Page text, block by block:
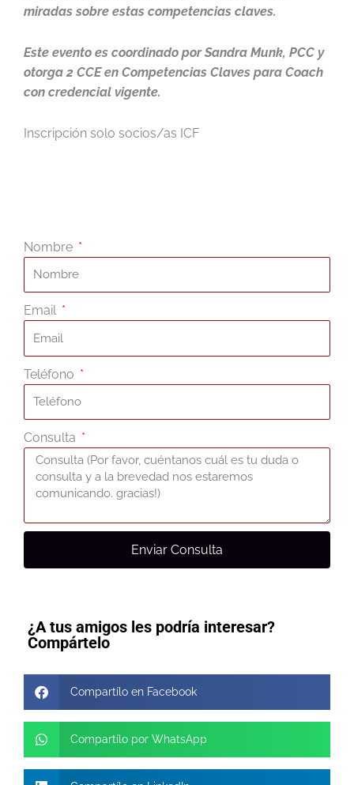
miradas sobre estas competencias claves.
Este evento es coordinado por Sandra Munk, PCC y
otorga 2 CCE en Competencias Claves para Coach
con credencial vigente.
Inscripción solo socios/as ICF
Nombre
Email
Teléfono
Consulta
Enviar Consulta
¿A tus amigos les podría interesar?
Compártelo
Compartílo en Facebook
Compartílo por WhatsApp